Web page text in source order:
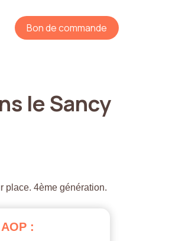
Bon de commande
leSancy
place. 4ème génération.
AOP :